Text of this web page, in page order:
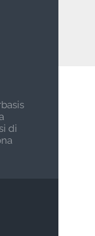
di